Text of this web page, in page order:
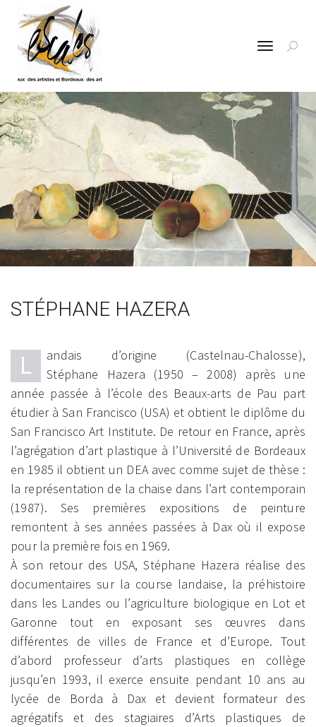
Toggle
STÉPHANE HAZERA
L
andais d’origine (Castelnau-Chalosse),
Stéphane Hazera (1950 – 2008) après une
année passée à l’école des Beaux-arts de Pau part
étudier à San Francisco (USA) et obtient le diplôme du
San Francisco Art Institute. De retour en France, après
l’agrégation d’art plastique à l’Université de Bordeaux
en 1985 il obtient un DEA avec comme sujet de thèse :
la représentation de la chaise dans l’art contemporain
(1987). Ses premières expositions de peinture
remontent à ses années passées à Dax où il expose
pour la première fois en 1969.
À son retour des USA, Stéphane Hazera réalise des
documentaires sur la course landaise, la préhistoire
dans les Landes ou l’agriculture biologique en Lot et
Garonne tout en exposant ses œuvres dans
différentes de villes de France et d’Europe. Tout
d’abord professeur d’arts plastiques en collège
jusqu’en 1993, il exerce ensuite pendant 10 ans au
lycée de Borda à Dax et devient formateur des
agrégatifs et des stagiaires d’Arts plastiques de